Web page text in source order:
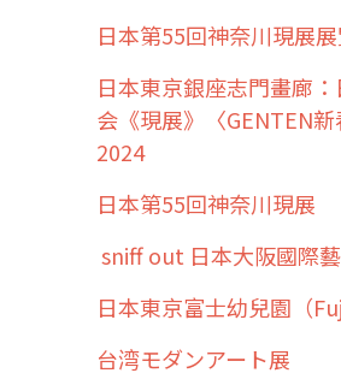
日本第55回神奈川現展
日本東京銀座志門畫廊
会《現展》〈GENTEN新
2024
日本第55回神奈川現展
sniff out 日本大阪國際
日本東京富士幼兒園（
台湾モダンアート展